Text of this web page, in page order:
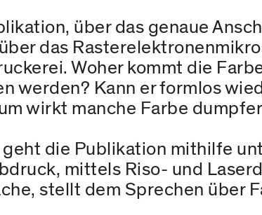
über das genaue
das
Woher kommt die
werden? Kann er formlos
wirkt manche Farbe
die Publikation mithilfe
mittels Riso- und
stellt dem Sprechen über